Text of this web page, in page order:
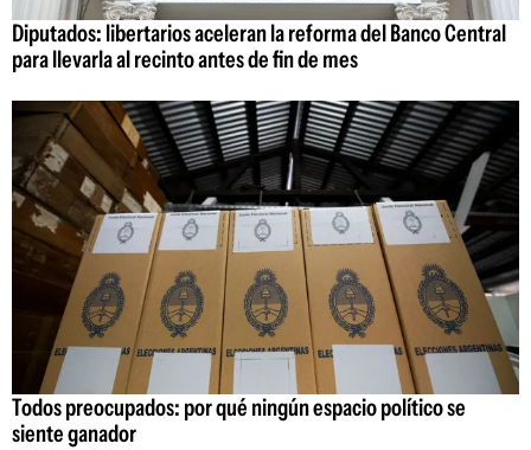
Diputados: libertarios aceleran la reforma del Banco Central
para llevarla al recinto antes de fin de mes
Todos preocupados: por qué ningún espacio político se
siente ganador